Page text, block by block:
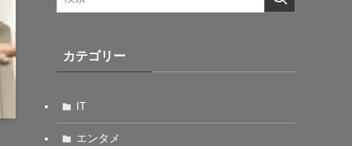
カテゴリー
IT
エンタメ